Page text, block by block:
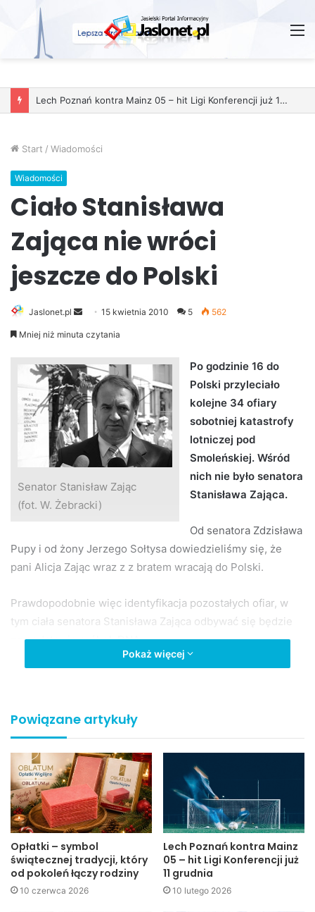
Start / Wiadomości
Wiadomości
Ciało Stanisława
Zająca nie wróci
jeszcze do Polski
Jaslonet.pl
d
a
n
l
15 kwietnia 2010 5 562
Mniej niż minuta czytania
Senator Stanisław Zając
(fot. W. Żebracki)
Po godzinie 16 do
Polski przyleciało
kolejne 34 ofiary
sobotniej katastrofy
lotniczej pod
Smoleńskiej. Wśród
nich nie było senatora
Stanisława Zająca.
Od senatora Zdzisława
Pupy i od żony Jerzego Sołtysa dowiedzieliśmy się, że
pani Alicja Zając wraz z z bratem wracają do Polski.
Prawdopodobnie więc identyfikacja pozostałych ofiar, w
tym ciała senatora Stanisława Zająca odbywać się będzie
na podstawie próbek DNA.
Nie wiadomo jednak kiedy ciało senatora Stanisława Zająca
zostanie sprowadzone do Polski.
Kuba Kowalczyk
Jaslonet.pl
Pokaż więcej
Powiązane artykuły
Opłatki – symbol
świątecznej tradycji, który
od pokoleń łączy rodziny
10 czerwca 2026
Lech Poznań kontra Mainz
05 – hit Ligi Konferencji już
11 grudnia
10 lutego 2026